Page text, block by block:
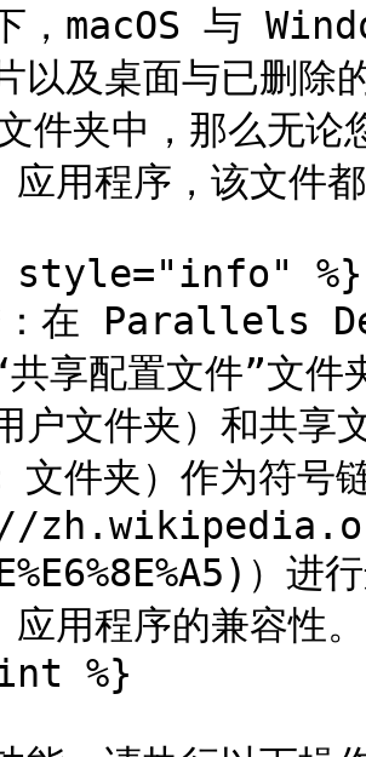
，macOS 与
以及桌面与已删除
件夹中，那么无
用程序，该文件
style="info" %}
在 Parallels
共享配置文件”文
户文件夹）和共
文件夹）作为符
）
用程序的兼容性。
%}